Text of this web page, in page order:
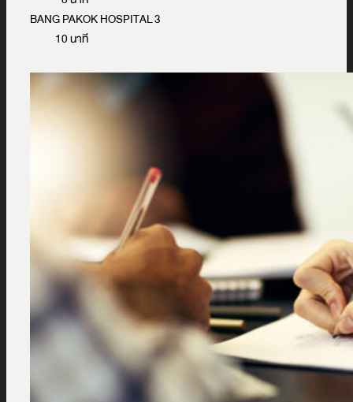
BANG PAKOK HOSPITAL 3
10 นาที